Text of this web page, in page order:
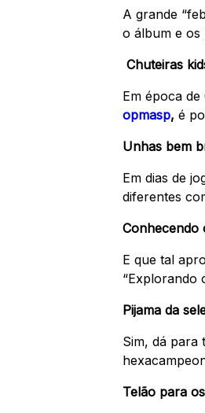
A grande
o álbum e os
Chuteiras
Em época
opmasp, é
Unhas bem
Em dias de
diferentes
Conhecendo
E que tal
“Explorando
Pijama da
Sim, dá para
Telão para